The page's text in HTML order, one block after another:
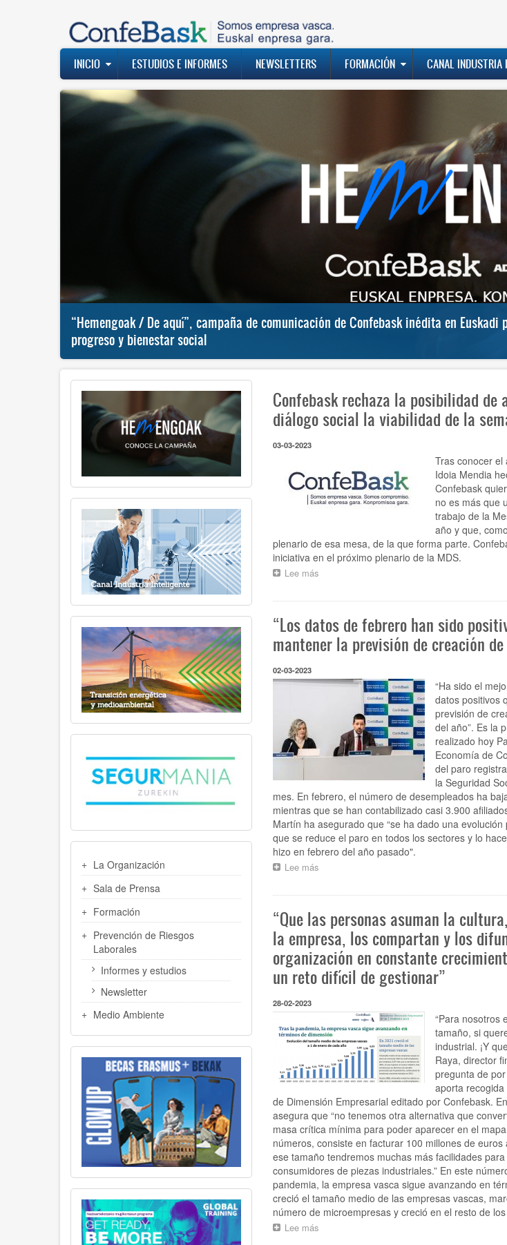
Navegación
principal
INICIO ESTUDIOS E INFORMES NEWSLETTERS FORMACIÓN CANAL INDUSTRIA
“Hemengoak / De aquí”, campaña de comunicación de Confebask inédita en
progreso y bienestar social
LATERAL
La Organización
Sala de Prensa
Formación
Prevención de Riesgos
Laborales
Informes y estudios
Newsletter
Medio Ambiente
Confebask rechaza la posibilidad de
diálogo social la viabilidad de la
03-03-2023
Tras conocer el
Idoia Mendia
Confebask
no es más que
trabajo de la
año y que,
plenario de esa mesa, de la que forma parte.
iniciativa en el próximo plenario de la MDS.
Lee mássobre
rechaza
posibilidad
de
analizar
mesa
viabilidad
de
semana
de
4
días
“Los datos de febrero han sido
mantener la previsión de creación
02-03-2023
“Ha sido el
datos positivos
previsión de
del año”. Es la
realizado hoy
Economía de
del paro
la Seguridad
mes. En febrero, el número de desempleados ha
mientras que se han contabilizado casi 3.900
Martín ha asegurado que “se ha dado una
que se reduce el paro en todos los sectores y lo
hizo en febrero del año pasado".
Lee mássobre
datos
febrero
han
sido
positivos
y
permiten
previsión
de
creación
empleo
para
año”
“Que las personas asuman la
la empresa, los compartan y los
organización en constante
un reto difícil de gestionar”
28-02-2023
“Para nosotros
tamaño, si
industrial. ¡Y
Raya, director
pregunta de
aporta
de Dimensión Empresarial editado por Confebask.
asegura que “no tenemos otra alternativa que
masa crítica mínima para poder aparecer en el
números, consiste en facturar 100 millones de
ese tamaño tendremos muchas más facilidades
consumidores de piezas industriales.” En este
pandemia, la empresa vasca sigue avanzando en
creció el tamaño medio de las empresas vascas,
número de microempresas y creció en el resto de
Lee mássobre